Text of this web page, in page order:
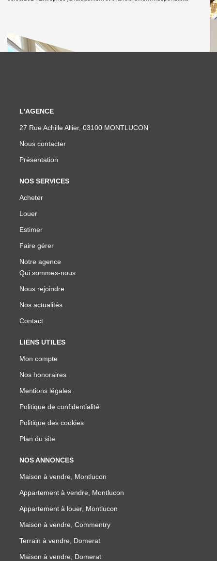
L'AGENCE
27 Rue Achille Allier, 03100 MONTLUCON
Nous contacter
Présentation
NOS SERVICES
Acheter
Louer
Estimer
Faire gérer
Notre agence
Qui sommes-nous
Nous rejoindre
Nos actualités
Contact
LIENS UTILES
Mon compte
Nos honoraires
Mentions légales
Politique de confidentialité
Politique des cookies
Plan du site
NOS ANNONCES
Maison à vendre, Montlucon
Appartement à vendre, Montlucon
Appartement à louer, Montlucon
Maison à vendre, Commentry
Terrain à vendre, Domerat
Maison à vendre, Domerat